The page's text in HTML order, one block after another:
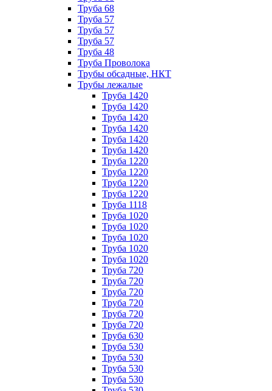
Труба 68
Труба 57
Труба 57
Труба 57
Труба 48
Труба Проволока
Трубы обсадные, НКТ
Трубы лежалые
Труба 1420
Труба 1420
Труба 1420
Труба 1420
Труба 1420
Труба 1420
Труба 1220
Труба 1220
Труба 1220
Труба 1220
Труба 1118
Труба 1020
Труба 1020
Труба 1020
Труба 1020
Труба 1020
Труба 720
Труба 720
Труба 720
Труба 720
Труба 720
Труба 720
Труба 630
Труба 530
Труба 530
Труба 530
Труба 530